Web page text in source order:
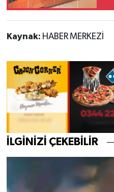
Kaynak: HABER MERKEZİ